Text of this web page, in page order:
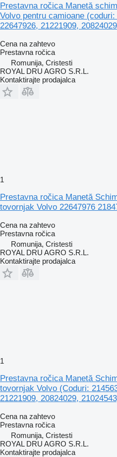
Prestavna ročica Manetă
Volvo pentru camioane
22647926, 21221909,
Cena na zahtevo
Prestavna ročica
Romunija, Cristesti
ROYAL DRU AGRO S.R.L.
Kontaktirajte prodajalca
1
Prestavna ročica Manetă
tovornjak Volvo 22647976
Cena na zahtevo
Prestavna ročica
Romunija, Cristesti
ROYAL DRU AGRO S.R.L.
Kontaktirajte prodajalca
1
Prestavna ročica Manetă
tovornjak Volvo (Coduri:
21221909, 20824029,
Cena na zahtevo
Prestavna ročica
Romunija, Cristesti
ROYAL DRU AGRO S.R.L.
Kontaktirajte prodajalca